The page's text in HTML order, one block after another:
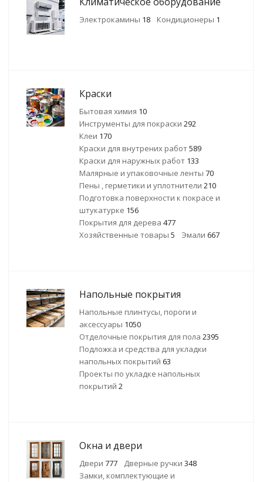
Электрокамины 18 Кондиционеры 1
Краски
Бытовая химия 10
Инструменты для покраски 292
Клеи 170
Краски для внутрених работ589
Краски для наружных работ 133
Малярные и упаковочные ленты 70
Пены , герметики и уплотнители 210
Подготовка поверхности к покрасе и
штукатурке 156
Покрытия для дерева 477
Хозяйственные товары 5 Эмали 667
Напольные покрытия
Напольные плинтусы, пороги и
аксессуары 1050
Отделочные покрытия для пола 2395
Подложка и средства для укладки
напольных покрытий 63
Проекты по укладке напольных
покрытий 2
Окна и двери
Двери 777 Дверные ручки 348
Замки, комплектующие и